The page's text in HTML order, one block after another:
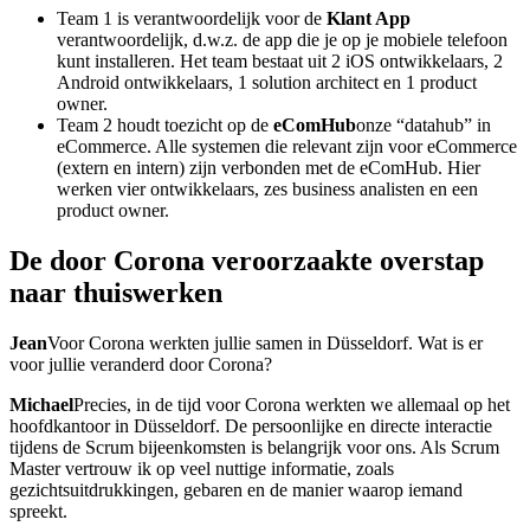
Team 1 is verantwoordelijk voor de Klant App
verantwoordelijk, d.w.z. de app die je op je mobiele telefoon
kunt installeren. Het team bestaat uit 2 iOS ontwikkelaars, 2
Android ontwikkelaars, 1 solution architect en 1 product
owner.
Team 2 houdt toezicht op de eComHubonze “datahub” in
eCommerce. Alle systemen die relevant zijn voor eCommerce
(extern en intern) zijn verbonden met de eComHub. Hier
werken vier ontwikkelaars, zes business analisten en een
product owner.
De door Corona veroorzaakte overstap
naar thuiswerken
JeanVoor Corona werkten jullie samen in Düsseldorf. Wat is er
voor jullie veranderd door Corona?
MichaelPrecies, in de tijd voor Corona werkten we allemaal op het
hoofdkantoor in Düsseldorf. De persoonlijke en directe interactie
tijdens de Scrum bijeenkomsten is belangrijk voor ons. Als Scrum
Master vertrouw ik op veel nuttige informatie, zoals
gezichtsuitdrukkingen, gebaren en de manier waarop iemand
spreekt.